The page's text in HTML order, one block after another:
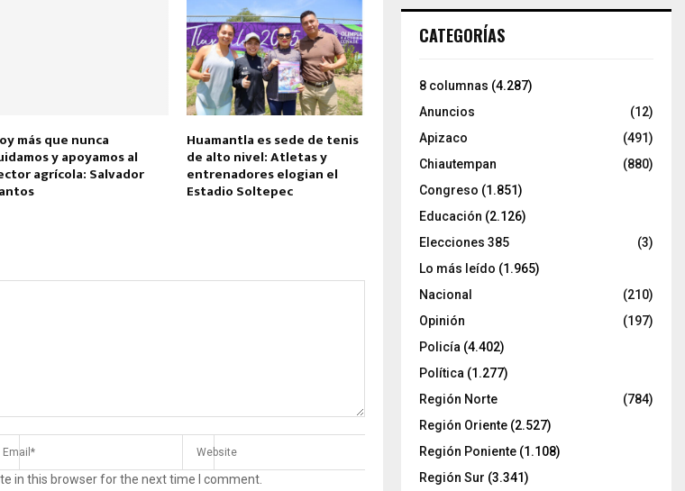
más que nunca
y apoyamos al
agrícola: Salvador
Huamantla es sede de tenis
de alto nivel: Atletas y
entrenadores elogian el
Estadio Soltepec
in this browser for the next time I comment.
CATEGORÍAS
8 columnas (4.287)
Anuncios
(12)
Apizaco
(491)
Chiautempan
(880)
Congreso (1.851)
Educación (2.126)
Elecciones 385
(3)
Lo más leído (1.965)
Nacional
(210)
Opinión
(197)
Policía (4.402)
Política (1.277)
Región Norte
(784)
Región Oriente (2.527)
Región Poniente (1.108)
Región Sur (3.341)